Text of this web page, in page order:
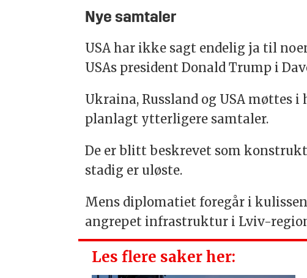
Nye samtaler
USA har ikke sagt endelig ja til
USAs president Donald Trump i
Ukraina, Russland og USA møttes
planlagt ytterligere samtaler.
De er blitt beskrevet som
stadig er uløste.
Mens diplomatiet foregår i
angrepet infrastruktur i Lviv-
Les flere saker her: